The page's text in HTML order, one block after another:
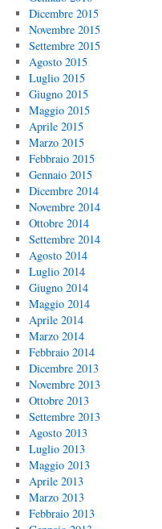
Dicembre 2015
Novembre 2015
Settembre 2015
Agosto 2015
Luglio 2015
Giugno 2015
Maggio 2015
Aprile 2015
Marzo 2015
Febbraio 2015
Gennaio 2015
Dicembre 2014
Novembre 2014
Ottobre 2014
Settembre 2014
Agosto 2014
Luglio 2014
Giugno 2014
Maggio 2014
Aprile 2014
Marzo 2014
Febbraio 2014
Dicembre 2013
Novembre 2013
Ottobre 2013
Settembre 2013
Agosto 2013
Luglio 2013
Maggio 2013
Aprile 2013
Marzo 2013
Febbraio 2013